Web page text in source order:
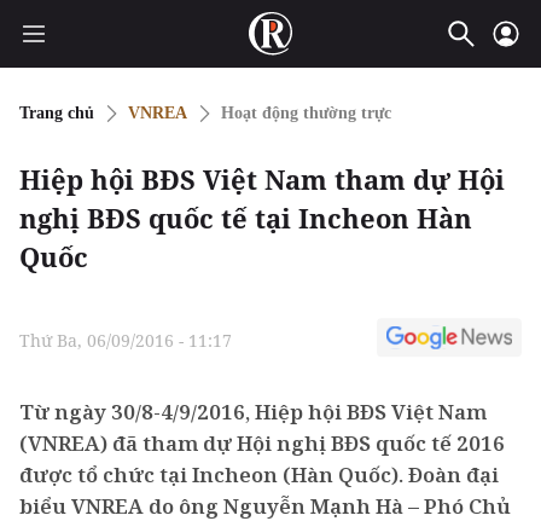
Trang chủ VNREA Hoạt động thường trực
Hiệp hội BĐS Việt Nam tham dự Hội
nghị BĐS quốc tế tại Incheon Hàn
Quốc
Thứ Ba, 06/09/2016 - 11:17
Từ ngày 30/8-4/9/2016, Hiệp hội BĐS Việt Nam
(VNREA) đã tham dự Hội nghị BĐS quốc tế 2016
được tổ chức tại Incheon (Hàn Quốc). Đoàn đại
biểu VNREA do ông Nguyễn Mạnh Hà – Phó Chủ